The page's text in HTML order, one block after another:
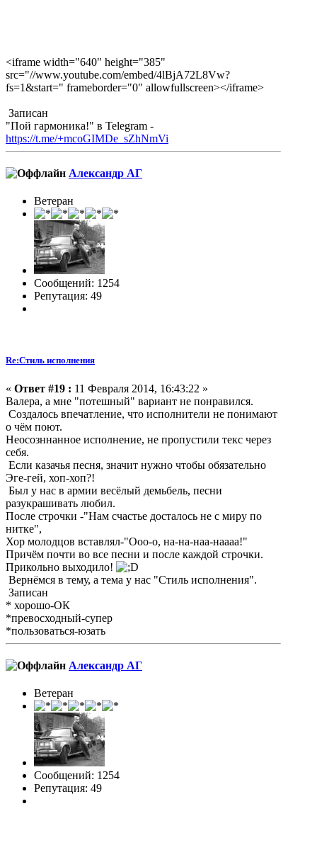
<iframe width="640" height="385"
src="//www.youtube.com/embed/4lBjA72L8Vw?
fs=1&start=" frameborder="0" allowfullscreen></iframe>
Записан
"Пой гармоника!" в Telegram -
https://t.me/+mcoGIMDe_sZhNmVi
Александр АГ
Ветеран
Сообщений: 1254
Репутация: 49
Re:Стиль исполнения
« Ответ #19 : 11 Февраля 2014, 16:43:22 »
Валера, а мне "потешный" вариант не понравился.
Создалось впечатление, что исполнители не понимают
о чём поют.
Неосозннанное исполнение, не пропустили текс через
себя.
Если казачья песня, значит нужно чтобы обязательно
Эге-гей, хоп-хоп?!
Был у нас в армии весёлый демьбель, песни
разукрашивать любил.
После строчки -"Нам счастье досталось не с миру по
нитке",
Хор молодцов вставлял-"Ооо-о, на-на-наа-наааа!"
Причём почти во все песни и после каждой строчки.
Прикольно выходило!
Вернёмся в тему, а тема у нас "Стиль исполнения".
Записан
* хорошо-ОК
*превосходный-супер
*пользоваться-юзать
Александр АГ
Ветеран
Сообщений: 1254
Репутация: 49